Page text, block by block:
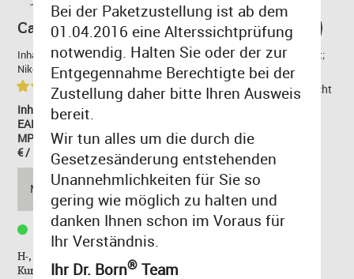
Cafe & Bar Amaretto 10ml 6mg/ml (PG Frei)
Inhaltsstoffe: Glycerin (VG); Destilliertes Wasser; Aromakonzentrat;
Nikotin; Ethanol. Base: 90 VG /10 dest. Wasser.
(1)
zurück zur Übersicht
Inhalt: 0.01 Liter
EAN: 4260401975772
MPN: WAM06
€ / Liter: 1.050,00 €
MENGE: 10,50 €
Lieferzeit 1-3 Tage
H-, P-Sätze und EUH208 enthalten wichtige Informationen in
Kurzform.
Bei der Paketzustellung ist ab dem
01.04.2016 eine Alterssichtprüfung
notwendig. Halten Sie oder der zur
Entgegennahme Berechtigte bei der
Zustellung daher bitte Ihren Ausweis
bereit.
Wir tun alles um die durch die
Gesetzesänderung entstehenden
Unannehmlichkeiten für Sie so
gering wie möglich zu halten und
danken Ihnen schon im Voraus für
Ihr Verständnis.
Ihr Dr. Born®Team